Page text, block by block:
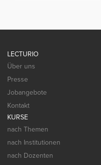
LECTURIO
Über uns
Presse
Jobangebote
Kontakt
KURSE
nach Themen
nach Institutionen
nach Dozenten